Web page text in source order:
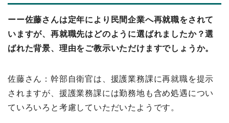
ーー佐藤さんは定年により民間企業へ再就職をされて
いますが、再就職先はどのように選ばれましたか？選
ばれた背景、理由をご教示いただけますでしょうか。
佐藤さん：幹部自衛官は、援護業務課に再就職を提示
されますが、援護業務課には勤務地も含め処遇につい
ていろいろと考慮していただいたようです。